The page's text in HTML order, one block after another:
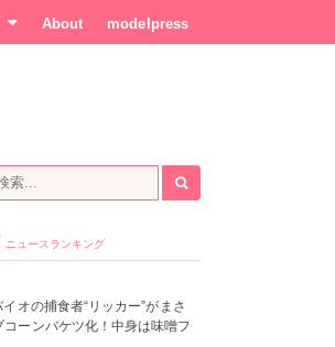
About modelpress
ニュースランキング
イオの捕食者“リッカー”がまさ
コーンバケツ化！中身は味噌フ